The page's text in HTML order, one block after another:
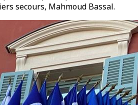
secours, Mahmoud Bassal.